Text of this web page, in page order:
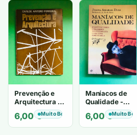
Prevenção e
Arquitectura -
CARLOS
ANTERO
FERREIRA
6,00€Muito Bom
Maníacos de
Qualidade -
Joana Amaral
Dias
6,00€Muito Bom